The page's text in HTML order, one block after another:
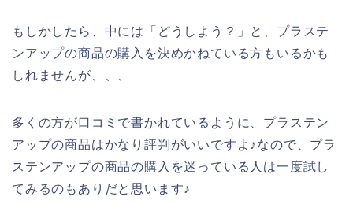
もしかしたら、中には「どうしよう？」と、プラステ
ンアップの商品の購入を決めかねている方もいるかも
しれませんが、、、
多くの方が口コミで書かれているように、プラステン
アップの商品はかなり評判がいいですよ♪なので、プラ
ステンアップの商品の購入を迷っている人は一度試し
てみるのもありだと思います♪